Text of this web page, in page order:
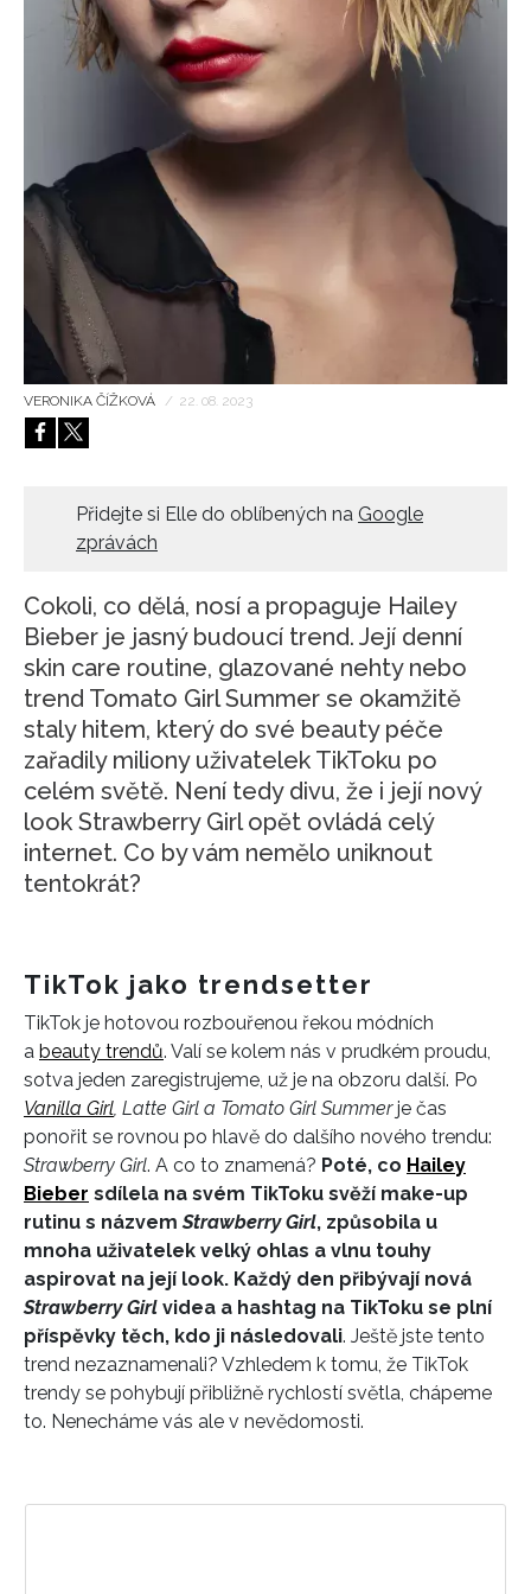
VERONIKA ČÍŽKOVÁ / 22. 08. 2023
Přidejte si Elle do oblíbených na Google
zprávách
Cokoli, co dělá, nosí a propaguje Hailey
Bieber je jasný budoucí trend. Její denní
skin care routine, glazované nehty nebo
trend Tomato Girl Summer se okamžitě
staly hitem, který do své beauty péče
zařadily miliony uživatelek TikToku po
celém světě. Není tedy divu, že i její nový
look Strawberry Girl opět ovládá celý
internet. Co by vám nemělo uniknout
tentokrát?
TikTok jako trendsetter
TikTok je hotovou rozbouřenou řekou módních
a beauty trendů. Valí se kolem nás v prudkém proudu,
sotva jeden zaregistrujeme, už je na obzoru další. Po
Vanilla Girl , Latte Girl a Tomato Girl Summerje čas
ponořit se rovnou po hlavě do dalšího nového trendu:
Strawberry Girl. A co to znamená? Poté, co Hailey
Bieber sdílela na svém TikToku svěží make-up
rutinu s názvemStrawberry Girl, způsobila u
mnoha uživatelek velký ohlas a vlnu touhy
aspirovat na její look. Každý den přibývají nová
Strawberry Girl videa a hashtag na TikToku se plní
příspěvky těch, kdo ji následovali. Ještě jste tento
trend nezaznamenali? Vzhledem k tomu, že TikTok
trendy se pohybují přibližně rychlostí světla, chápeme
to. Nenecháme vás ale v nevědomosti.